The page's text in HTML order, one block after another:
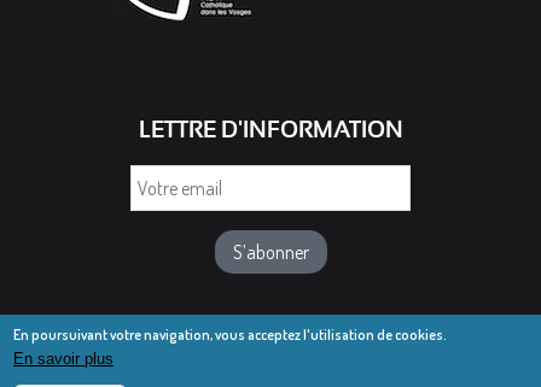
LETTRE D'INFORMATION
En poursuivant votre navigation, vous acceptez l'utilisation de cookies.
En savoir plus